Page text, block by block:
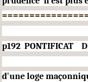
p192 PONTIFICAT
d'une loge